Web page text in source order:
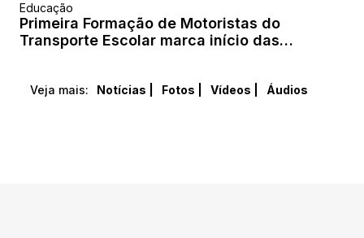
Educação
Primeira Formação de Motoristas do
Transporte Escolar marca início das
Veja mais: Notícias | Fotos | Vídeos | Áudios